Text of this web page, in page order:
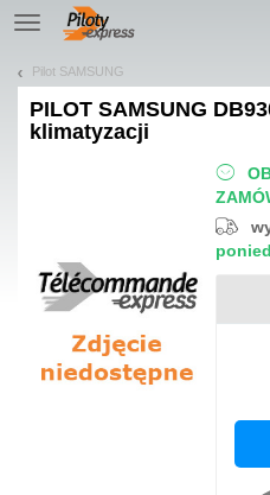
TE
navigation
Pilot SAMSUNG
PILOT SAMSUNG
klimatyzacji
Pozwól, że przedstawimy nasze ciasteczka!